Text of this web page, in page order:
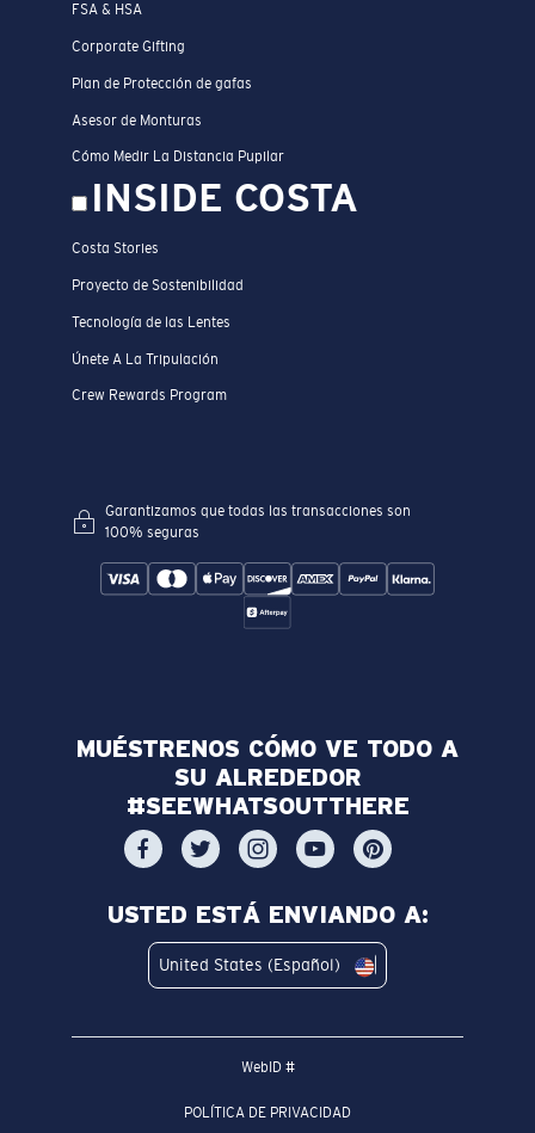
FSA & HSA
Corporate Gifting
Plan de Protección de gafas
Asesor de Monturas
Cómo Medir La Distancia Pupilar
INSIDE COSTA
Costa Stories
Proyecto de Sostenibilidad
Tecnología de las Lentes
Únete A La Tripulación
Crew Rewards Program
Garantizamos que todas las transacciones son
100% seguras
MUÉSTRENOS CÓMO VE TODO A
SU ALREDEDOR
#SEEWHATSOUTTHERE
USTED ESTÁ ENVIANDO A:
United States (Español)
WebID #
POLÍTICA DE PRIVACIDAD